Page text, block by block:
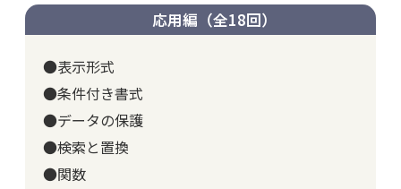
応用編（全18回）
●表示形式
●条件付き書式
●データの保護
●検索と置換
●関数